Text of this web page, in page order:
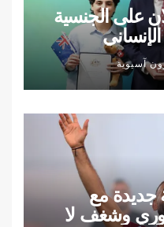
على الجنسية
آسيوية
مع
وشغف لا